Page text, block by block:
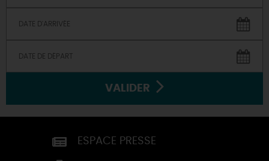
VALIDER
ESPACE PRESSE